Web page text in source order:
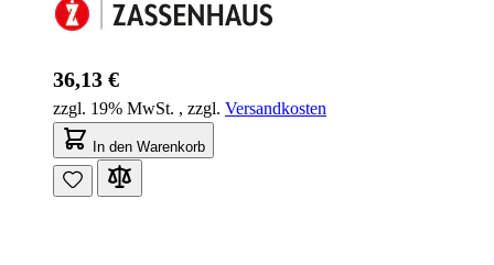
36,13 €
zzgl. 19% MwSt. , zzgl. Versandkosten
In den Warenkorb